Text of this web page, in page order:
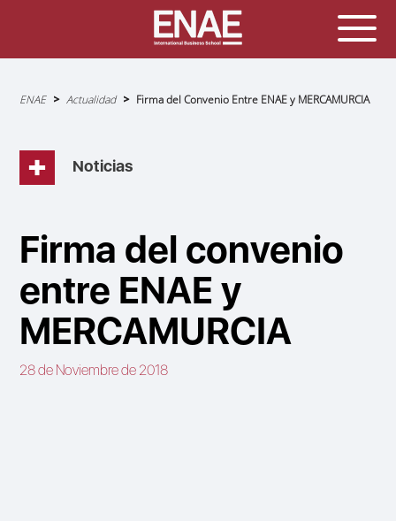
Sobrescribir
la
navegación
ENAE Actualidad Firma del Convenio Entre ENAE y MERCAMURCIA
Noticias
Firma del convenio
entre ENAE y
MERCAMURCIA
28 de Noviembre de 2018